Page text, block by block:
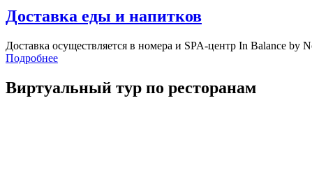
Доставка еды и напитков
Доставка осуществляется в номера и SPA-центр In Balance by
Подробнее
Виртуальный тур по ресторанам